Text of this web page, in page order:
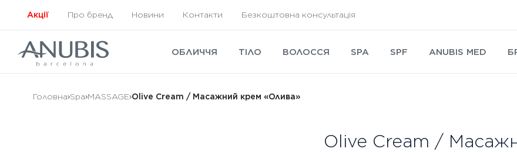
Акції Про бренд Новини Контакти Безкоштовна консультація
ОБЛИЧЧЯ ТІЛО ВОЛОССЯ SPA SPF ANUBIS MED
Головна Spa MASSAGE Olive Cream / Масажний крем «Олива»
Olive Cream /